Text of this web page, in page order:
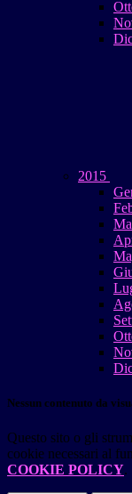
2015
Nessun contenuto da
Questo sito o gli
cookie necessari al
COOKIE POLICY.